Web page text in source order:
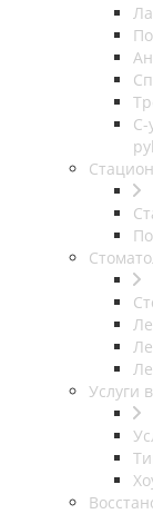
С-
Услуги